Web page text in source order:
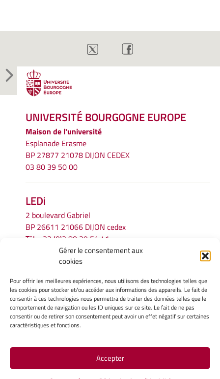
Gérer le consentement aux
cookies
Pour offrir les meilleures expériences, nous utilisons des technologies telles que
les cookies pour stocker et/ou accéder aux informations des appareils. Le fait de
consentir à ces technologies nous permettra de traiter des données telles que le
comportement de navigation ou les ID uniques sur ce site. Le fait de ne pas
consentir ou de retirer son consentement peut avoir un effet négatif sur certaines
caractéristiques et fonctions.
Accepter
UNIVERSITÉ BOURGOGNE EUROPE
Maison de l'université
Esplanade Erasme
BP 27877 21078 DIJON CEDEX
03 80 39 50 00
LEDi
2 boulevard Gabriel
BP 26611 21066 DIJON cedex
Tél.
+33 (0)3 80 39 54 41
secretariat.ledi@u-bourgogne.fr
INFORMATIONS LÉGALES
Mentions légales
Gérer mes cookies
Politique de cookies
Avertissement
Site Officiel - LEDI @ 2026